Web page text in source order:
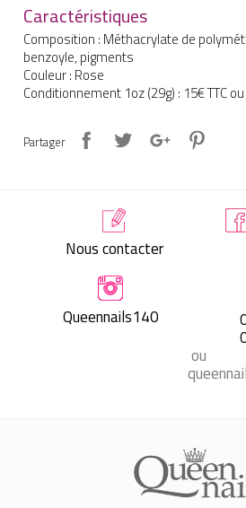
Caractéristiques
Composition : Méthacrylate de
benzoyle, pigments
Couleur: Rose
Conditionnement 1oz (29g) : 15€ TTC
Partager
Nous contacter
ou
Queennails140